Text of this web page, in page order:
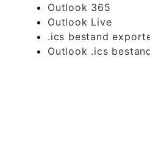
Outlook 365
Outlook Live
.ics bestand
Outlook .ics